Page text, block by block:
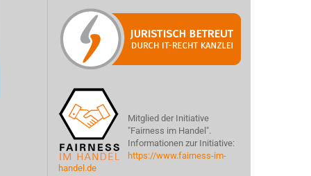
Mitglied der Initiative
"Fairness im Handel".
Informationen zur Initiative:
https://www.fairness-im-
handel.de